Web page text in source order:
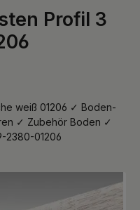
von 5 SternenProfil 3
weiß 01206 ✓ Boden-
✓ Zubehör Boden ✓
2380-01206